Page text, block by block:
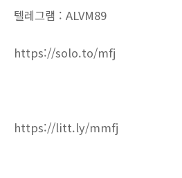
텔레그램 : ALVM89
https://solo.to/mfj
https://litt.ly/mmfj